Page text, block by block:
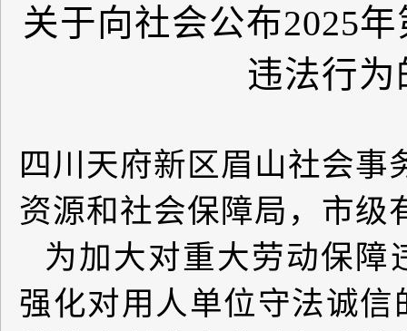
关于向社会公布2025年
违法行为
四川天府新区眉山社会事
资源和社会保障局，市级
为加大对重大劳动保障
强化对用人单位守法诚